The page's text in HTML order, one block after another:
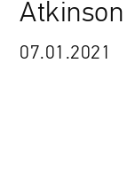
Atkinson
07.01.2021